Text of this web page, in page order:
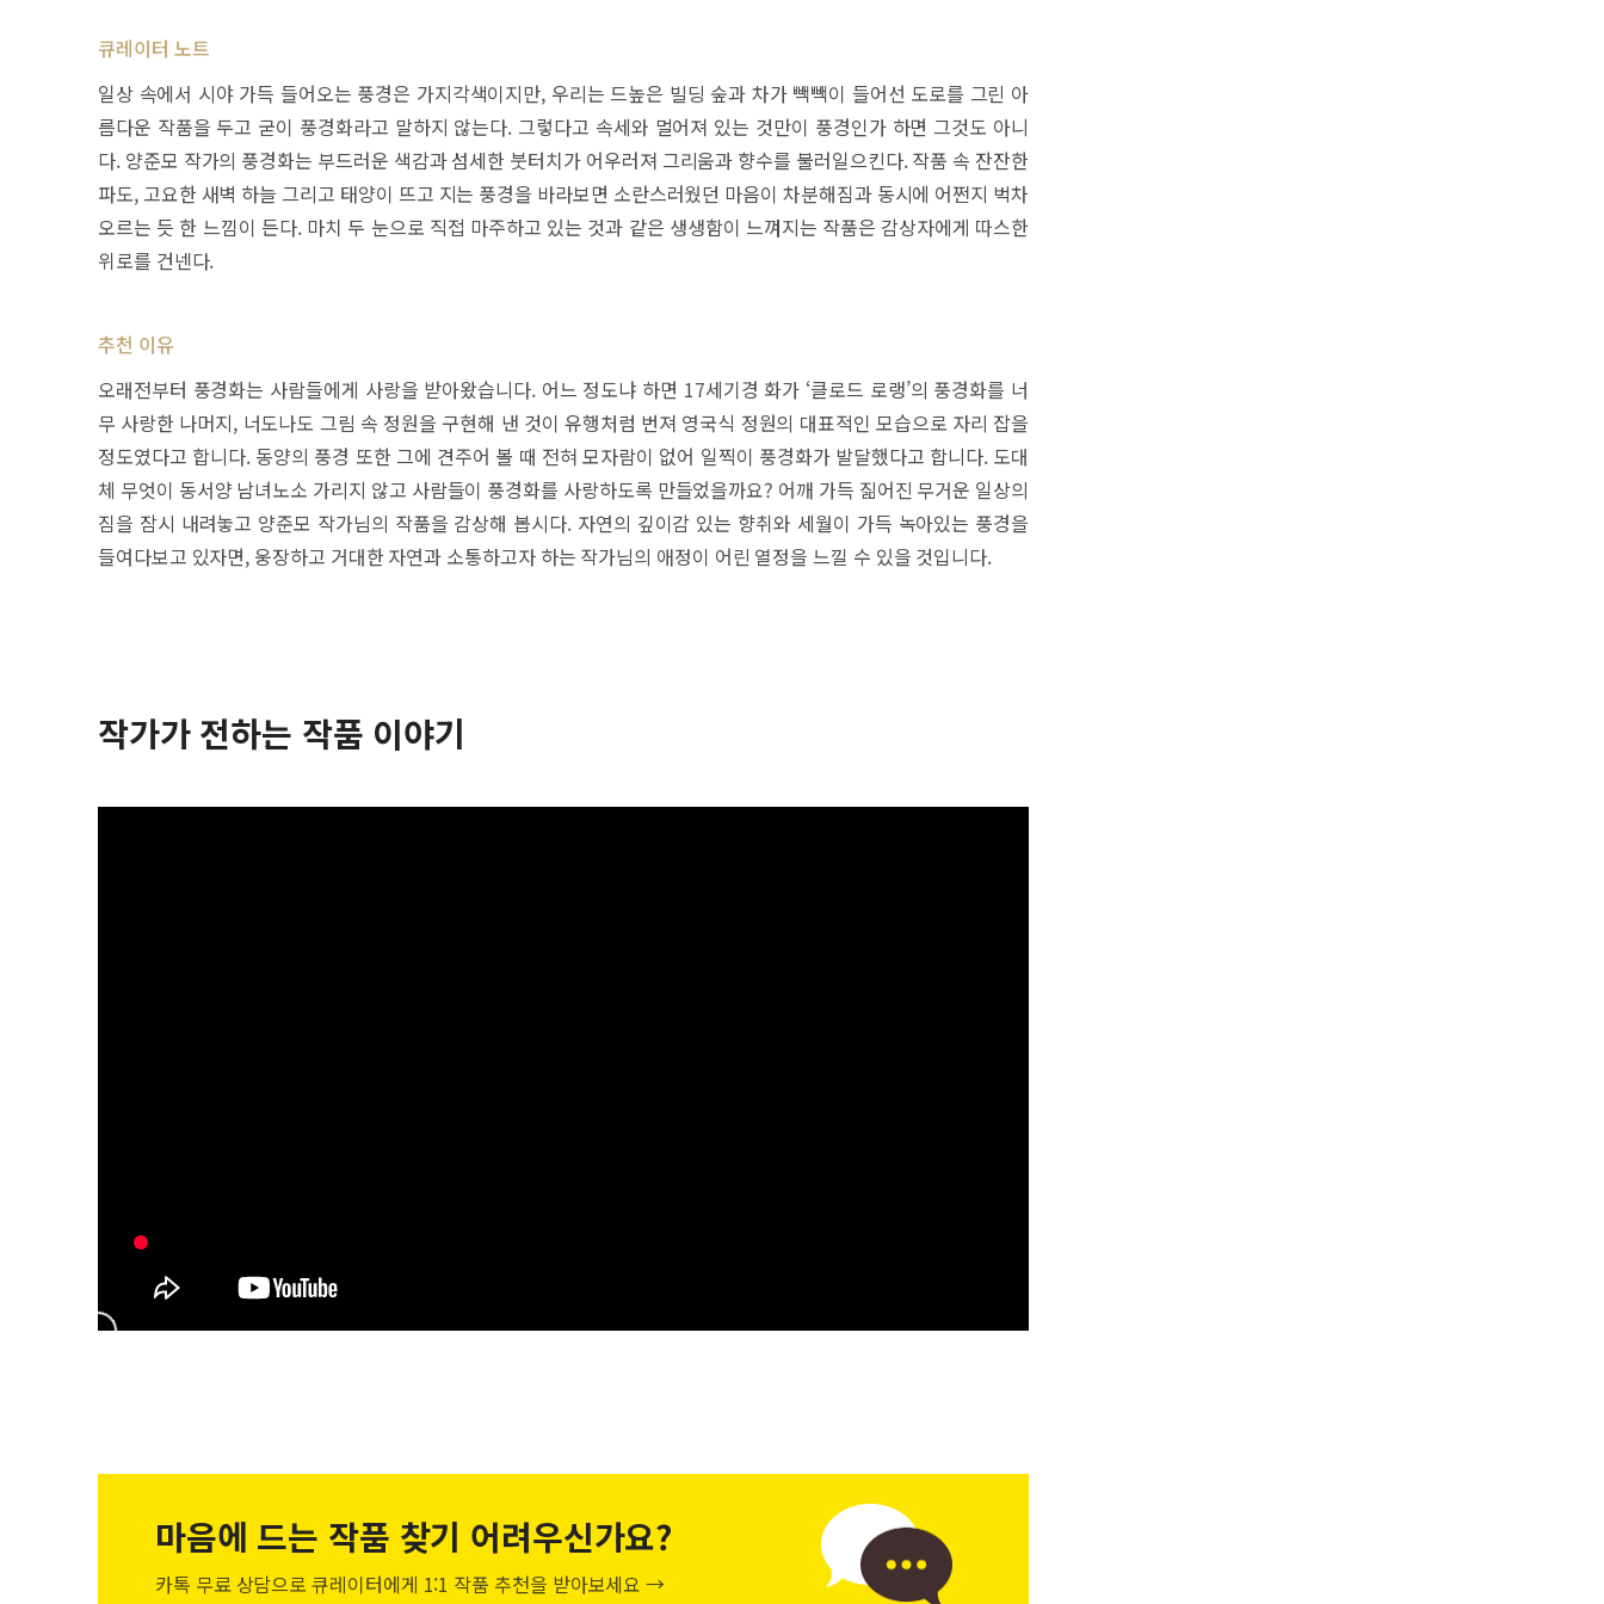
큐레이터 노트
일상 속에서 시야 가득 들어오는 풍경은 가지각색이지만, 우리는 드높은 빌딩 숲과 차가 빽빽이 들어선 도로를 그린 아
름다운 작품을 두고 굳이 풍경화라고 말하지 않는다. 그렇다고 속세와 멀어져 있는 것만이 풍경인가 하면 그것도 아니
다. 양준모 작가의 풍경화는 부드러운 색감과 섬세한 붓터치가 어우러져 그리움과 향수를 불러일으킨다. 작품 속 잔잔한
파도, 고요한 새벽 하늘 그리고 태양이 뜨고 지는 풍경을 바라보면 소란스러웠던 마음이 차분해짐과 동시에 어쩐지 벅차
오르는 듯 한 느낌이 든다. 마치 두 눈으로 직접 마주하고 있는 것과 같은 생생함이 느껴지는 작품은 감상자에게 따스한
위로를 건넨다.
추천 이유
오래전부터 풍경화는 사람들에게 사랑을 받아왔습니다. 어느 정도냐 하면 17세기경 화가 ‘클로드 로랭’의 풍경화를 너
무 사랑한 나머지, 너도나도 그림 속 정원을 구현해 낸 것이 유행처럼 번져 영국식 정원의 대표적인 모습으로 자리 잡을
정도였다고 합니다. 동양의 풍경 또한 그에 견주어 볼 때 전혀 모자람이 없어 일찍이 풍경화가 발달했다고 합니다. 도대
체 무엇이 동서양 남녀노소 가리지 않고 사람들이 풍경화를 사랑하도록 만들었을까요? 어깨 가득 짊어진 무거운 일상의
짐을 잠시 내려놓고 양준모 작가님의 작품을 감상해 봅시다. 자연의 깊이감 있는 향취와 세월이 가득 녹아있는 풍경을
들여다보고 있자면, 웅장하고 거대한 자연과 소통하고자 하는 작가님의 애정이 어린 열정을 느낄 수 있을 것입니다.
작가가 전하는 작품 이야기
마음에 드는 작품 찾기 어려우신가요?
카톡 무료 상담으로 큐레이터에게 1:1 작품 추천을 받아보세요 →